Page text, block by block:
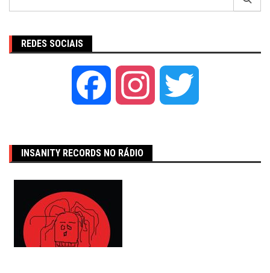
REDES SOCIAIS
Facebook Instagram
INSANITY RECORDS NO RÁDIO